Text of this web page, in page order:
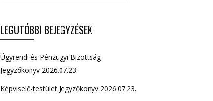
LEGUTÓBBI BEJEGYZÉSEK
Ügyrendi és Pénzügyi Bizottság
Jegyzőkönyv 2026.07.23.
Képviselő-testület Jegyzőkönyv 2026.07.23.